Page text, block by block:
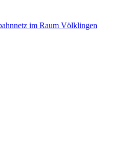
im Raum Völklingen